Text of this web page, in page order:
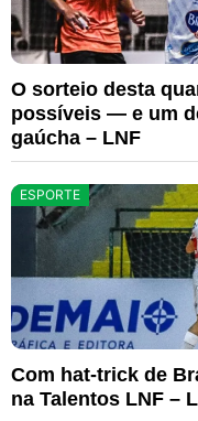
O sorteio desta
possíveis — e um
gaúcha – LNF
ESPORTE
Com hat-trick de
na Talentos LNF –